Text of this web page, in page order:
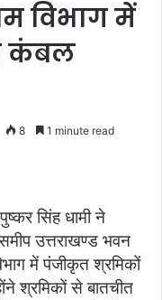
विभाग में
कंबल
8 1 minute read
सिंह धामी ने
उत्तराखण्ड भवन
में पंजीकृत श्रमिकों
श्रमिकों से बातचीत